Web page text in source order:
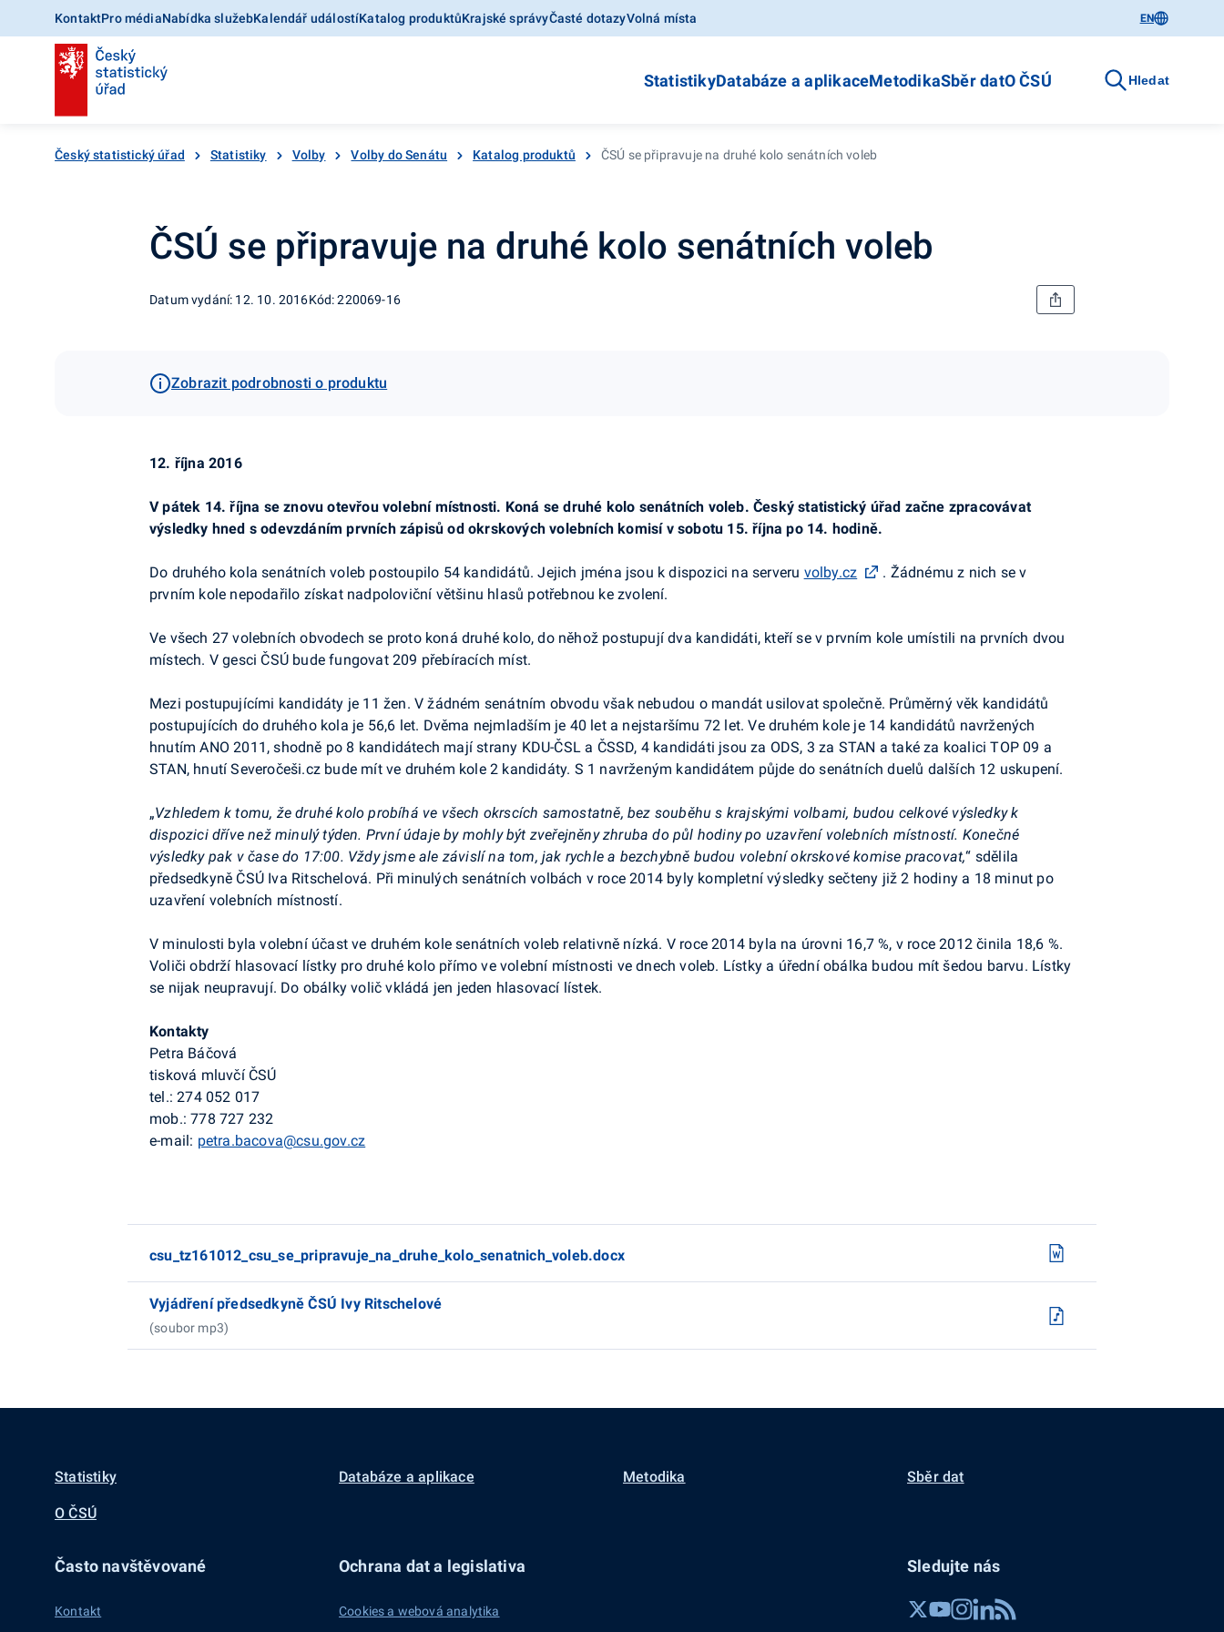
KontaktPro médiaNabídka služebKalendář událostíKatalog produktůKrajské správyČasté dotazyVolná místa EN
StatistikyDatabáze a aplikaceMetodikaSběr datO ČSÚ Hledat
Český statistický úřad Statistiky Volby Volby do Senátu Katalog produktů ČSÚ se připravuje na druhé kolo senátních voleb
ČSÚ se připravuje na druhé kolo senátních voleb
Datum vydání: 12. 10. 2016Kód: 220069-16
Zobrazit podrobnosti o produktu
12. října 2016
V pátek 14. října se znovu otevřou volební místnosti. Koná se druhé kolo senátních voleb. Český statistický úřad začne zpracovávat
výsledky hned s odevzdáním prvních zápisů od okrskových volebních komisí v sobotu 15. října po 14. hodině.
Do druhého kola senátních voleb postoupilo 54 kandidátů. Jejich jména jsou k dispozici na serveru volby.cz
. Žádnému z nich se v
prvním kole nepodařilo získat nadpoloviční většinu hlasů potřebnou ke zvolení.
Ve všech 27 volebních obvodech se proto koná druhé kolo, do něhož postupují dva kandidáti, kteří se v prvním kole umístili na prvních dvou
místech. V gesci ČSÚ bude fungovat 209 přebíracích míst.
Mezi postupujícími kandidáty je 11 žen. V žádném senátním obvodu však nebudou o mandát usilovat společně. Průměrný věk kandidátů
postupujících do druhého kola je 56,6 let. Dvěma nejmladším je 40 let a nejstaršímu 72 let. Ve druhém kole je 14 kandidátů navržených
hnutím ANO 2011, shodně po 8 kandidátech mají strany KDU-ČSL a ČSSD, 4 kandidáti jsou za ODS, 3 za STAN a také za koalici TOP 09 a
STAN, hnutí Severočeši.cz bude mít ve druhém kole 2 kandidáty. S 1 navrženým kandidátem půjde do senátních duelů dalších 12 uskupení.
„Vzhledem k tomu, že druhé kolo probíhá ve všech okrscích samostatně, bez souběhu s krajskými volbami, budou celkové výsledky k
dispozici dříve než minulý týden. První údaje by mohly být zveřejněny zhruba do půl hodiny po uzavření volebních místností. Konečné
výsledky pak v čase do 17:00. Vždy jsme ale závislí na tom, jak rychle a bezchybně budou volební okrskové komise pracovat,“ sdělila
předsedkyně ČSÚ Iva Ritschelová. Při minulých senátních volbách v roce 2014 byly kompletní výsledky sečteny již 2 hodiny a 18 minut po
uzavření volebních místností.
V minulosti byla volební účast ve druhém kole senátních voleb relativně nízká. V roce 2014 byla na úrovni 16,7 %, v roce 2012 činila 18,6 %.
Voliči obdrží hlasovací lístky pro druhé kolo přímo ve volební místnosti ve dnech voleb. Lístky a úřední obálka budou mít šedou barvu. Lístky
se nijak neupravují. Do obálky volič vkládá jen jeden hlasovací lístek.
Kontakty
Petra Báčová
tisková mluvčí ČSÚ
tel.: 274 052 017
mob.: 778 727 232
e-mail: petra.bacova@csu.gov.cz
csu_tz161012_csu_se_pripravuje_na_druhe_kolo_senatnich_voleb.docx
Vyjádření předsedkyně ČSÚ Ivy Ritschelové
(soubor mp3)
Statistiky Databáze a aplikace Metodika Sběr dat
O ČSÚ
Často navštěvované
Kontakt
Ochrana dat a legislativa
Cookies a webová analytika
Sledujte nás